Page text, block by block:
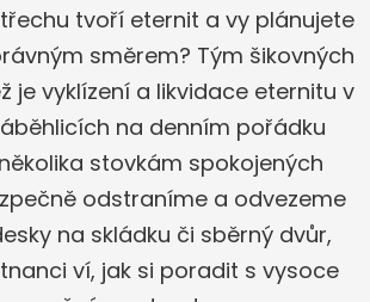
tvoří eternit a vy plánujete
směrem? Tým šikovných
je vyklízení a likvidace eternitu v
na denním pořádku
stovkám spokojených
odstraníme a odvezeme
na skládku či sběrný dvůr,
ví, jak si poradit s vysoce